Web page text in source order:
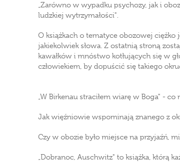
„Zarówno w wypadku psychozy, jak i
ludzkiej wytrzymałości".
O książkach o tematyce obozowej ciężko
jakiekolwiek słowa. Z ostatnią stroną
kawałków i mnóstwo kotłujących się w
człowiekiem, by dopuścić się takiego
„W Birkenau straciłem wiarę w Boga" -
Jak więźniowie wspominają znanego z
Czy w obozie było miejsce na przyjaźń,
„Dobranoc, Auschwitz" to książka, którą